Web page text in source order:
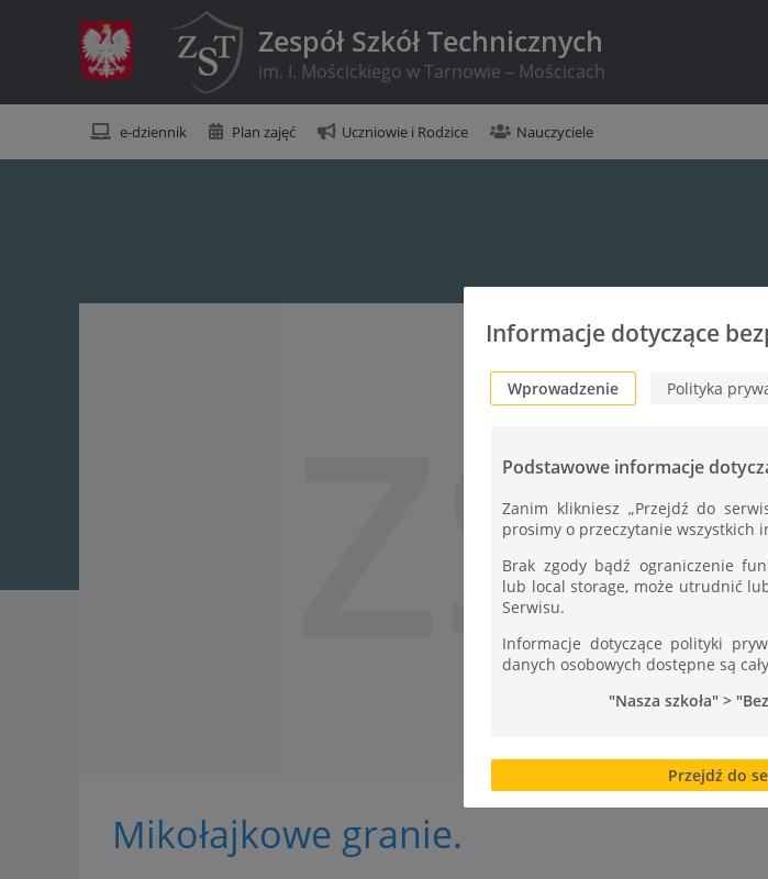
Zespół Szkół Technicznych
im. I. Mościckiego w Tarnowie – Mościcach
e-dziennik Plan zajęć Uczniowie i Rodzice Nauczyciele
ZST
Mikołajkowe granie.
Informacje dotyczące
Wprowadzenie Polityka
Podstawowe informacje
Zanim klikniesz „Przejdź do
prosimy o przeczytanie wszystkich
Brak zgody bądź ograniczenie
lub local storage, może utrudnić
Serwisu.
Informacje dotyczące polityki
danych osobowych dostępne są
"Nasza szkoła" >
Przejdź do